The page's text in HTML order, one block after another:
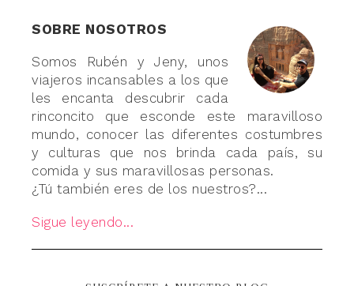
SOBRE NOSOTROS
Somos Rubén y Jeny, unos
viajeros incansables a los que
les encanta descubrir cada
rinconcito que esconde este maravilloso
mundo, conocer las diferentes costumbres
y culturas que nos brinda cada país, su
comida y sus maravillosas personas.
¿Tú también eres de los nuestros?...
Sigue leyendo...